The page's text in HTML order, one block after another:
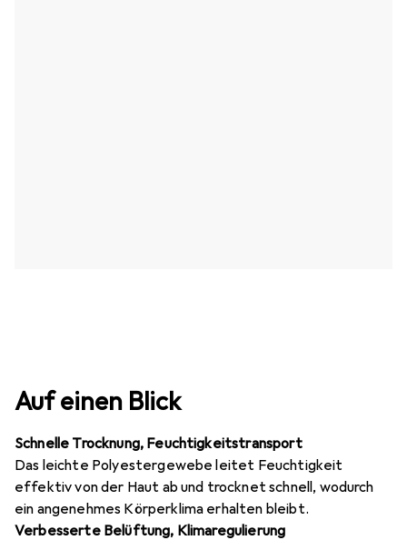
Auf einen Blick
Schnelle Trocknung, Feuchtigkeitstransport
Das leichte Polyestergewebe leitet Feuchtigkeit
effektiv von der Haut ab und trocknet schnell, wodurch
ein angenehmes Körperklima erhalten bleibt.
Verbesserte Belüftung, Klimaregulierung